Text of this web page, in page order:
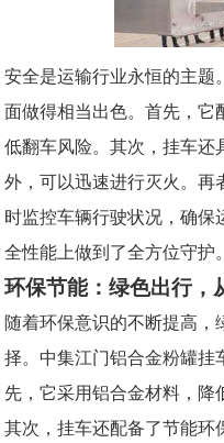
安全是运输行业永恒的主题
面做得相当出色。首先，它
低翻车风险。其次，挂车还
外，可以迅速进行灭火。再
时监控车辆行驶状况，确保
全性能上做到了全方位守护。
环保节能：绿色出行，
随着环保意识的不断提高
择。中集江门铝合金粉罐挂
先，它采用铝合金材料，降
其次，挂车还配备了节能环